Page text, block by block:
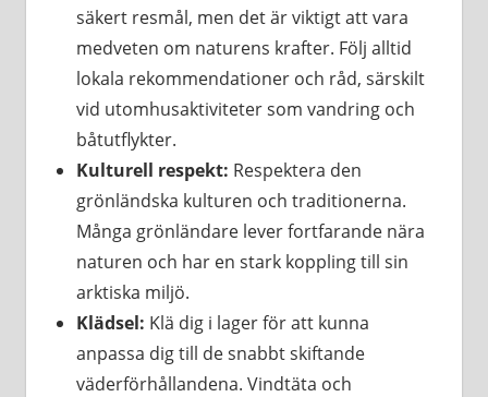
säkert resmål, men det är viktigt att vara
medveten om naturens krafter. Följ alltid
lokala rekommendationer och råd, särskilt
vid utomhusaktiviteter som vandring och
båtutflykter.
Kulturell respekt: Respektera den
grönländska kulturen och traditionerna.
Många grönländare lever fortfarande nära
naturen och har en stark koppling till sin
arktiska miljö.
Klädsel: Klä dig i lager för att kunna
anpassa dig till de snabbt skiftande
väderförhållandena. Vindtäta och